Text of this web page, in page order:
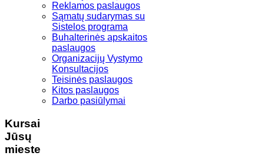
Reklamos paslaugos
Sąmatų sudarymas su
Sistelos programa
Buhalterinės apskaitos
paslaugos
Organizacijų Vystymo
Konsultacijos
Teisinės paslaugos
Kitos paslaugos
Darbo pasiūlymai
Kursai
Jūsų
mieste